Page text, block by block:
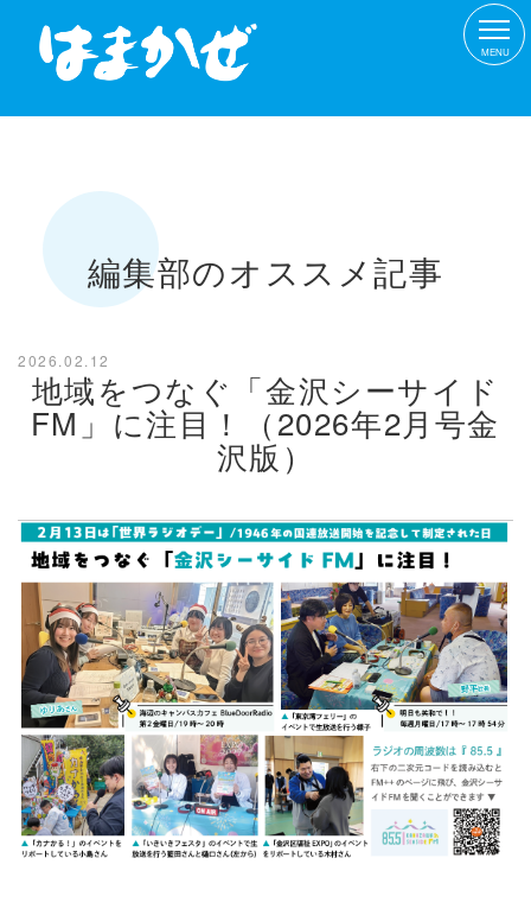
MENU
編集部のオススメ記事
2026.02.12
地域をつなぐ「金沢シーサイド
FM」に注目！（2026年2月号金
沢版）